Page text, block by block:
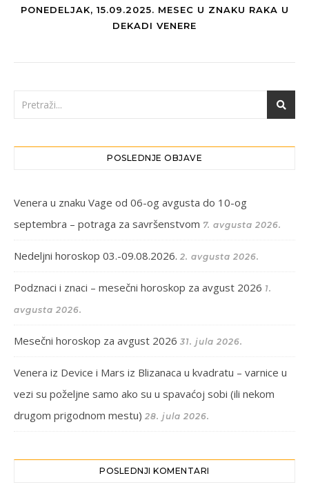
PONEDELJAK, 15.09.2025. MESEC U ZNAKU RAKA U
DEKADI VENERE
POSLEDNJE OBJAVE
Venera u znaku Vage od 06-og avgusta do 10-og
septembra – potraga za savršenstvom 7. avgusta 2026.
Nedeljni horoskop 03.-09.08.2026. 2. avgusta 2026.
Podznaci i znaci – mesečni horoskop za avgust 2026 1.
avgusta 2026.
Mesečni horoskop za avgust 2026 31. jula 2026.
Venera iz Device i Mars iz Blizanaca u kvadratu – varnice u
vezi su poželjne samo ako su u spavaćoj sobi (ili nekom
drugom prigodnom mestu) 28. jula 2026.
POSLEDNJI KOMENTARI